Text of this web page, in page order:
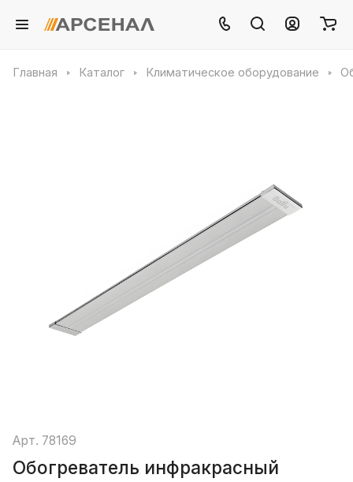
Главная Каталог Климатическое оборудование
Арт. 78169
Обогреватель инфракрасный